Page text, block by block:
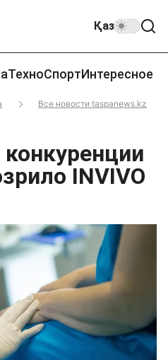
Қаз
ТехноСпортИнтересное
Все новости taspanews.kz
INVIVO